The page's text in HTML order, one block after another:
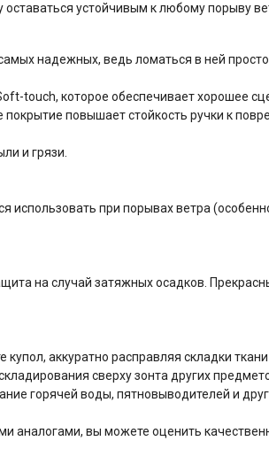
оставаться устойчивым к любому порыву
надежных, ведь ломаться в ней
touch, которое обеспечивает хорошее
повышает стойкость ручки к
и грязи.
при порывах ветра
на случай затяжных осадков.
аккуратно расправляя складки
сверху зонта других
горячей воды, пятновыводителей и
аналогами, вы можете оценить